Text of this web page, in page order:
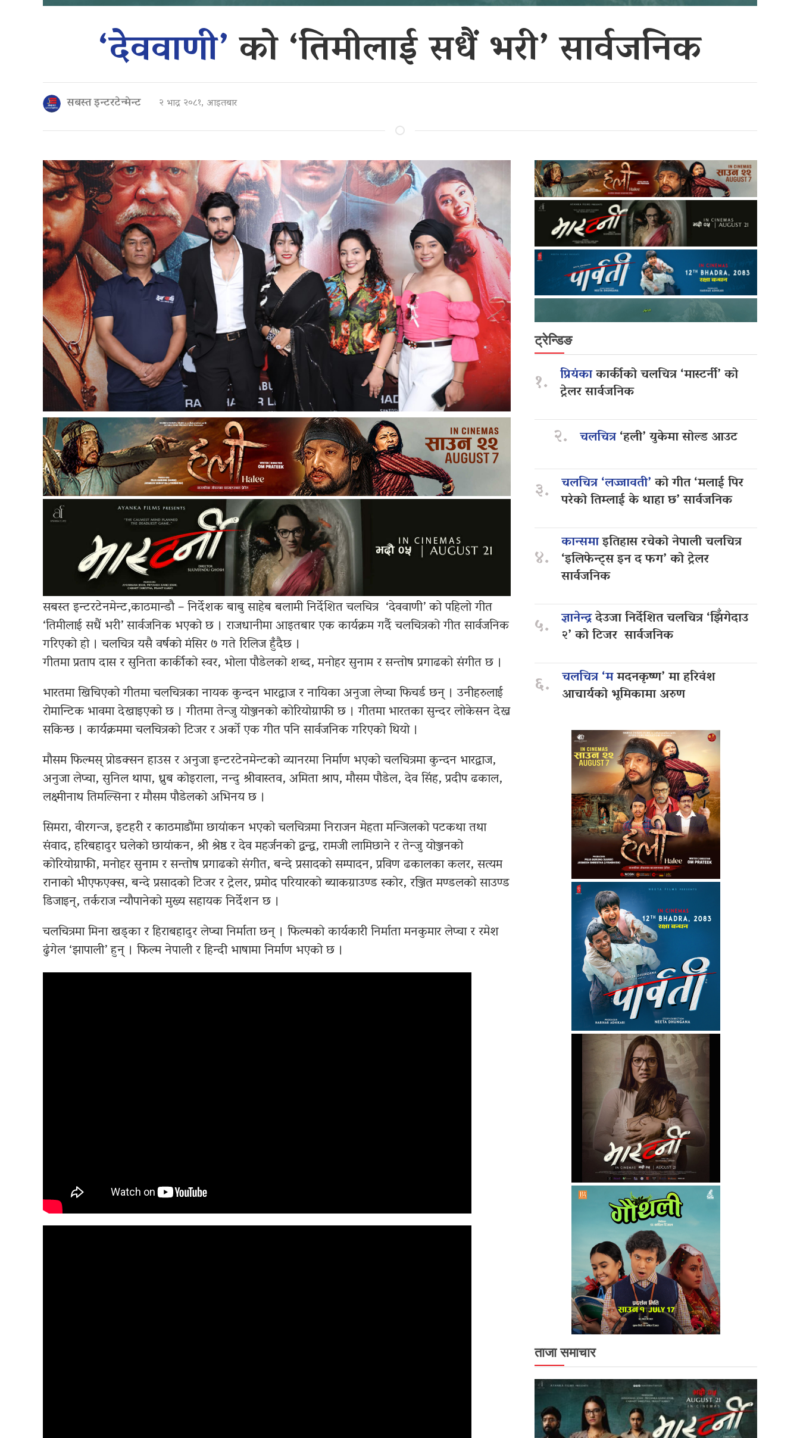
‘देववाणी’को ‘तिमीलाई सधैं भरी’ सार्वजनिक
सबस्त इन्टरटेन्मेन्ट २ भाद्र २०८१, आइतबार
सबस्त इन्टरटेनमेन्ट,काठमान्डौ – निर्देशक बाबु साहेब बलामी निर्देशित चलचित्र ‘देववाणी’ को पहिलो गीत
‘तिमीलाई सधैं भरी’ सार्वजनिक भएको छ । राजधानीमा आइतबार एक कार्यक्रम गर्दै चलचित्रको गीत सार्वजनिक
गरिएको हो । चलचित्र यसै वर्षको मंसिर ७ गते रिलिज हुँदैछ ।
गीतमा प्रताप दास र सुनिता कार्कीको स्वर, भोला पौडेलको शब्द, मनोहर सुनाम र सन्तोष प्रगाढको संगीत छ ।
भारतमा खिचिएको गीतमा चलचित्रका नायक कुन्दन भारद्वाज र नायिका अनुजा लेप्चा फिचर्ड छन् । उनीहरुलाई
रोमान्टिक भावमा देखाइएको छ । गीतमा तेन्जु योञ्जनको कोरियोग्राफी छ । गीतमा भारतका सुन्दर लोकेसन देख्न
सकिन्छ । कार्यक्रममा चलचित्रको टिजर र अर्को एक गीत पनि सार्वजनिक गरिएको थियो ।
मौसम फिल्मस् प्रोडक्सन हाउस र अनुजा इन्टरटेनमेन्टको व्यानरमा निर्माण भएको चलचित्रमा कुन्दन भारद्वाज,
अनुजा लेप्चा, सुनिल थापा, ध्रुब कोइराला, नन्दु श्रीवास्तव, अमिता श्राप, मौसम पौडेल, देव सिंह, प्रदीप ढकाल,
लक्ष्मीनाथ तिमल्सिना र मौसम पौडेलको अभिनय छ ।
सिमरा, वीरगन्ज, इटहरी र काठमाडौंमा छायांकन भएको चलचित्रमा निराजन मेहता मन्जिलको पटकथा तथा
संवाद, हरिबहादुर घलेको छायांकन, श्री श्रेष्ठ र देव महर्जनको द्वन्द्व, रामजी लामिछाने र तेन्जु योञ्जनको
कोरियोग्राफी, मनोहर सुनाम र सन्तोष प्रगाढको संगीत, बन्दे प्रसादको सम्पादन, प्रविण ढकालका कलर, सत्यम
रानाको भीएफएक्स, बन्दे प्रसादको टिजर र ट्रेलर, प्रमोद परियारको ब्याकग्राउण्ड स्कोर, रञ्जित मण्डलको साउण्ड
डिजाइन्, तर्कराज न्यौपानेको मुख्य सहायक निर्देशन छ ।
चलचित्रमा मिना खड्का र हिराबहादुर लेप्चा निर्माता छन् । फिल्मको कार्यकारी निर्माता मनकुमार लेप्चा र रमेश
ढुंगेल ‘झापाली’ हुन् । फिल्म नेपाली र हिन्दी भाषामा निर्माण भएको छ ।
ट्रेन्डिङ
१. प्रियंकाकार्कीको चलचित्र ‘मास्टर्नी’ को
ट्रेलर सार्वजनिक
२. चलचित्र‘हली’ युकेमा सोल्ड आउट
३. चलचित्र ‘लज्जावती’को गीत ‘मलाई पिर
परेको तिम्लाई के थाहा छ’ सार्वजनिक
४.
कान्समाइतिहास रचेको नेपाली चलचित्र
‘इलिफेन्ट्स इन द फग’ को ट्रेलर
सार्वजनिक
५. ज्ञानेन्द्रदेउजा निर्देशित चलचित्र ‘झिँगेदाउ
२’ को टिजर सार्वजनिक
६. चलचित्र ‘ममदनकृष्ण’ मा हरिवंश
आचार्यको भूमिकामा अरुण
ताजा समाचार